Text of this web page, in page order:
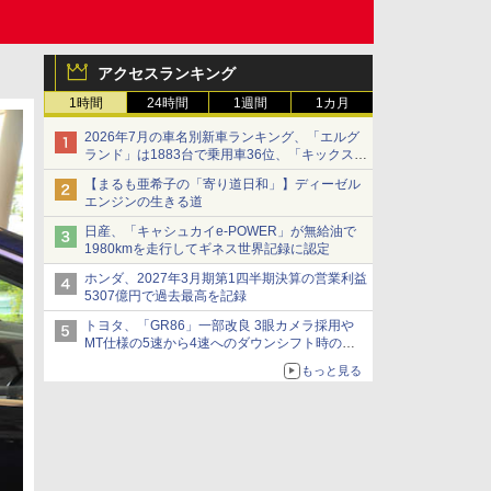
アクセスランキング
1時間 24時間 1週間 1カ月
2026年7月の車名別新車ランキング、「エルグ
ランド」は1883台で乗用車36位、「キックス」
は2591台で27位に
【まるも亜希子の「寄り道日和」】ディーゼル
エンジンの生きる道
日産、「キャシュカイe-POWER」が無給油で
1980kmを走行してギネス世界記録に認定
ホンダ、2027年3月期第1四半期決算の営業利益
5307億円で過去最高を記録
トヨタ、「GR86」一部改良 3眼カメラ採用や
MT仕様の5速から4速へのダウンシフト時の操
もっと見る